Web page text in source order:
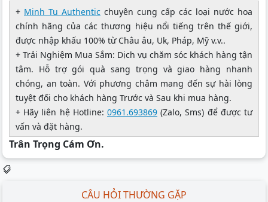
+ Minh Tu Authentic chuyên cung cấp các loại nước hoa
chính hãng của các thương hiệu nổi tiếng trên thế giới,
được nhập khấu 100% từ Châu âu, Uk, Pháp, Mỹ v.v..
+ Trải Nghiệm Mua Sắm: Dịch vụ chăm sóc khách hàng tận
tâm. Hỗ trợ gói quà sang trọng và giao hàng nhanh
chóng, an toàn. Với phương châm mang đến sự hài lòng
tuyệt đối cho khách hàng Trước và Sau khi mua hàng.
+ Hãy liên hệ Hotline: 0961.693869 (Zalo, Sms) để được tư
vấn và đặt hàng.
Trân Trọng Cám Ơn.
CÂU HỎI THƯỜNG GẶP